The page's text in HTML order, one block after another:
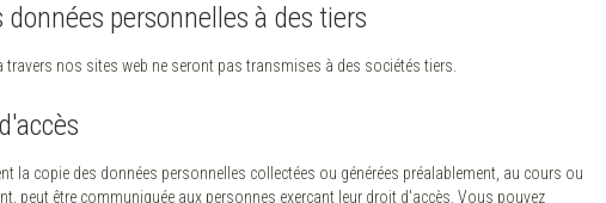
personnelles à des tiers
travers nos sites web ne seront pas transmises à des sociétés tiers.
la copie des données personnelles collectées ou générées préalablement, au cours ou
peut être communiquée aux personnes exerçant leur droit d'accès. Vous pouvez